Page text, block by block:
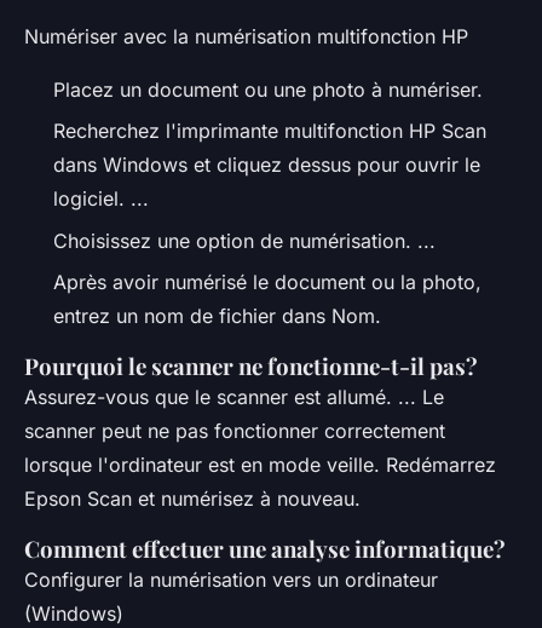
Numériser avec la numérisation multifonction HP
Placez un document ou une photo à numériser.
Recherchez l'imprimante multifonction HP Scan
dans Windows et cliquez dessus pour ouvrir le
logiciel. ...
Choisissez une option de numérisation. ...
Après avoir numérisé le document ou la photo,
entrez un nom de fichier dans Nom.
Pourquoi le scanner ne fonctionne-t-il pas?
Assurez-vous que le scanner est allumé. ... Le
scanner peut ne pas fonctionner correctement
lorsque l'ordinateur est en mode veille. Redémarrez
Epson Scan et numérisez à nouveau.
Comment effectuer une analyse informatique?
Configurer la numérisation vers un ordinateur
(Windows)